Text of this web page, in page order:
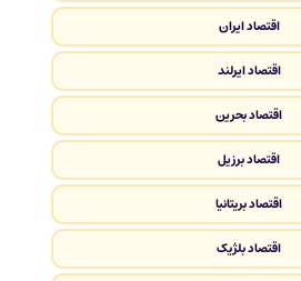
اقتصاد ایران
اقتصاد ایرلند
اقتصاد بحرین
اقتصاد برزیل
اقتصاد بریتانیا
اقتصاد بلژیک